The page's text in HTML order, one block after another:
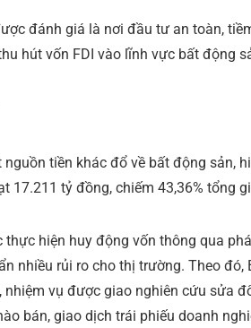
đánh giá là nơi đầu tư an toàn,
hút vốn FDI vào lĩnh vực bất động
tiền khác đổ về bất động sản,
17.211 tỷ đồng, chiếm 43,36% tổng
thực hiện huy động vốn thông qua
nhiều rủi ro cho thị trường. Theo đó,
nhiệm vụ được giao nghiên cứu sửa
bán, giao dịch trái phiếu doanh